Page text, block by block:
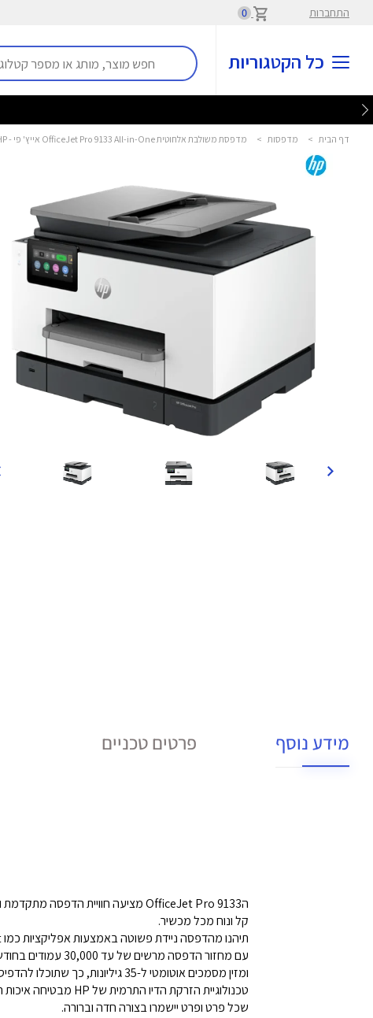
התחברות 0
כל הקטגוריות
דף הבית > מדפסות > מדפסת משולבת אלחוטית OfficeJet Pro 9133 All-in-One אייץ' פי - HP
מידע נוסף פרטים טכניים
קל ונוח מכל מכשיר.
תיהנו מהדפסה ניידת פשוטה באמצעות אפליקציות כמו HP Smart ו-Apple AirPrint™, ותמיכה ב-Wi-Fi Direct ובאישור Mopria™.
ומזין מסמכים אוטומטי ל-35 גיליונות, כך שתוכלו להדפיס, לסרוק ולשלוח פקסים ללא מאמץ.
שכל פרט ופרט יישמרו בצורה חדה וברורה.